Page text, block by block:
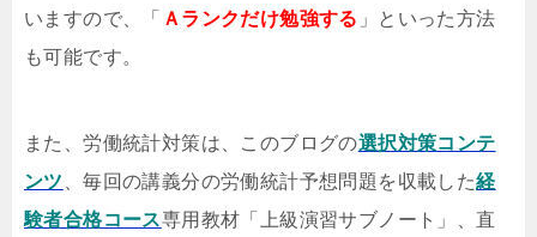
いますので、「
Ａランクだけ勉強する 」といった方法
も可能です。
また、労働統計対策は、このブログの選択対策コンテ
ンツ
、毎回の講義分の労働統計予想問題を収載した経
験者合格コース専用教材「上級演習サブノート」、直